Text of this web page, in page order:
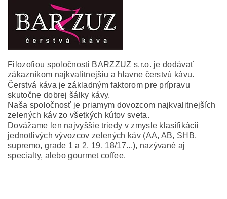
Filozofiou spoločnosti BARZZUZ s.r.o. je dodávať
zákazníkom najkvalitnejšiu a hlavne čerstvú kávu.
Čerstvá káva je základným faktorom pre prípravu
skutočne dobrej šálky kávy.
Naša spoločnosť je priamym dovozcom najkvalitnejších
zelených káv zo všetkých kútov sveta.
Dovážame len najvyššie triedy v zmysle klasifikácii
jednotlivých vývozcov zelených káv (AA, AB, SHB,
supremo, grade 1 a 2, 19, 18/17...), nazývané aj
specialty, alebo gourmet coffee.